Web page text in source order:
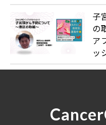
子
の
ア
ッ